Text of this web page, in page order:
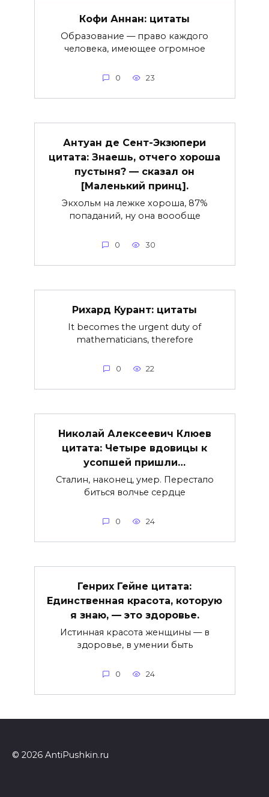
Кофи Аннан: цитаты
Образование — право каждого
человека, имеющее огромное
0 23
Антуан де Сент-Экзюпери
цитата: Знаешь, отчего хороша
пустыня? — сказал он
[Маленький принц].
Экхольм на лежке хороша, 87%
попаданий, ну она воообще
0 30
Рихард Курант: цитаты
It becomes the urgent duty of
mathematicians, therefore
0 22
Николай Алексеевич Клюев
цитата: Четыре вдовицы к
усопшей пришли…
Cталин, наконец, умер. Перестало
биться волчье сердце
0 24
Генрих Гейне цитата:
Единственная красота, которую
я знаю, — это здоровье.
Истинная красота женщины — в
здоровье, в умении быть
0 24
© 2026 AntiPushkin.ru